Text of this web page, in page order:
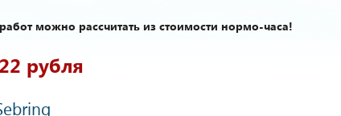
можно рассчитать из стоимости нормо-часа!
рубля